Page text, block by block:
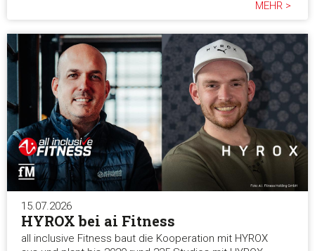
MEHR >
15.07.2026
HYROX bei ai Fitness
all inclusive Fitness baut die Kooperation mit HYROX